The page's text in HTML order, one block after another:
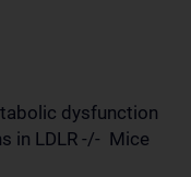
dysfunction
in LDLR -/- Mice